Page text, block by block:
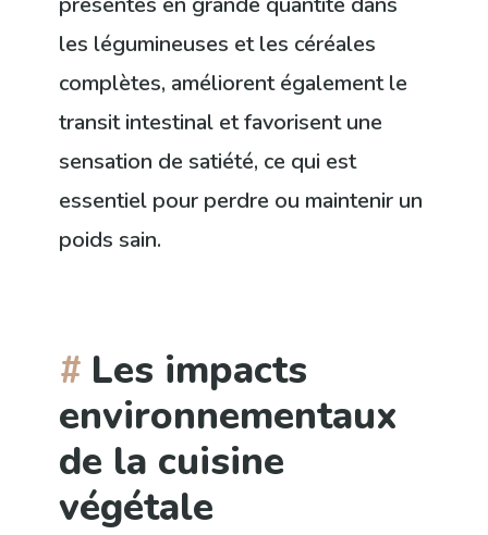
les légumineuses et les céréales
complètes, améliorent également le
transit intestinal et favorisent une
sensation de satiété, ce qui est
essentiel pour perdre ou maintenir un
poids sain.
Les impacts
environnementaux
de la cuisine
végétale